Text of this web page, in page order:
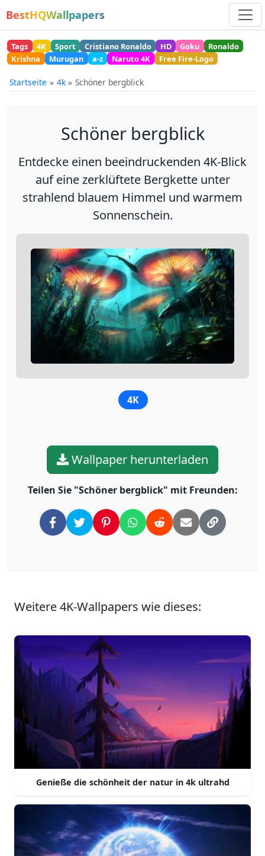
BestHQWallpapers
Tags 4K Sport Cristiano Ronaldo HD Goku
Ronaldo
Krishna
Murugan a-z Naruto 4K Free Fire-Logo
Startseite 4k Schöner bergblick
Schöner bergblick
Entdecke einen beeindruckenden 4K-Blick
auf eine zerklüftete Bergkette unter
strahlend blauem Himmel und warmem
Sonnenschein.
4K
Wallpaper herunterladen
Teilen Sie "Schöner bergblick" mit Freunden:
Weitere 4K-Wallpapers wie dieses:
Genieße die schönheit der natur in 4k ultrahd